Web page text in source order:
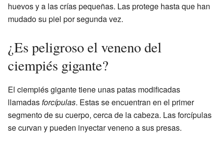
huevos y a las crías pequeñas. Las protege hasta que han
mudado su piel por segunda vez.
¿Es peligroso el veneno del
ciempiés gigante?
El ciempiés gigante tiene unas patas modificadas
llamadasforcípulas. Estas se encuentran en el primer
segmento de su cuerpo, cerca de la cabeza. Las forcípulas
se curvan y pueden inyectar veneno a sus presas.